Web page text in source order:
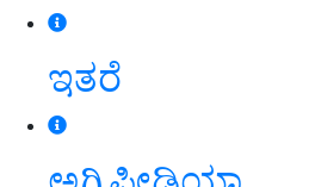
ಇತರೆ